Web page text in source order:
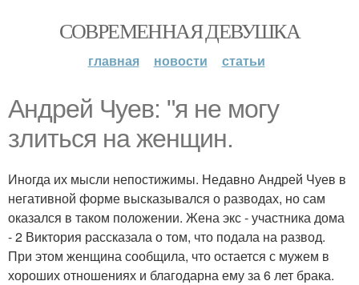
СОВРЕМЕННАЯ ДЕВУШКА
главная новости статьи
Андрей Чуев: "я не могу
злиться на женщин.
Иногда их мысли непостижимы. Недавно Андрей Чуев в
негативной форме высказывался о разводах, но сам
оказался в таком положении. Жена экс - участника дома
- 2 Виктория рассказала о том, что подала на развод.
При этом женщина сообщила, что остается с мужем в
хороших отношениях и благодарна ему за 6 лет брака.